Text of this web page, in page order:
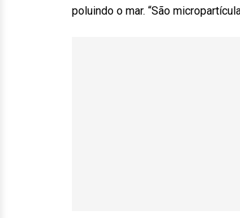
poluindo o mar. “São